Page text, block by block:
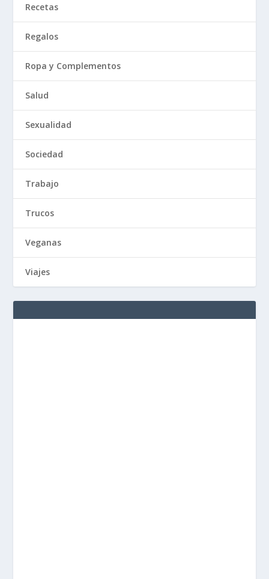
Recetas
Regalos
Ropa y Complementos
Salud
Sexualidad
Sociedad
Trabajo
Trucos
Veganas
Viajes